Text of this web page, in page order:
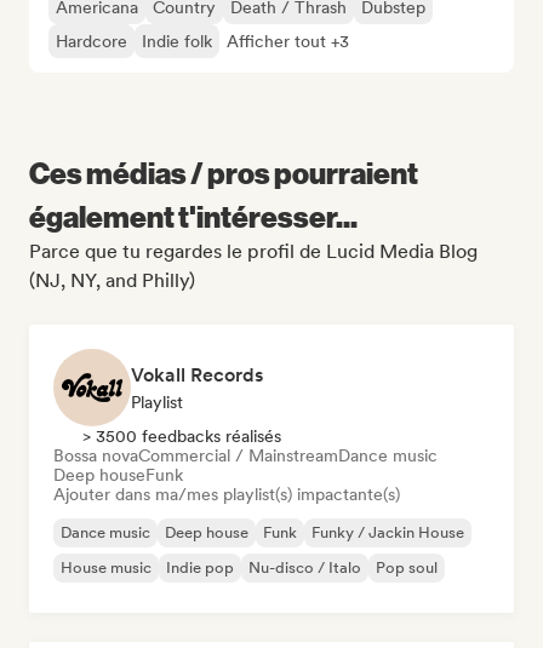
Americana Country Death / Thrash
Dubstep
Hardcore
Indie folk Afficher tout +3
Ces médias / pros pourraient
également t'intéresser...
Parce que tu regardes le profil de Lucid Media Blog
(NJ, NY, and Philly)
Vokall Records
Playlist
> 3500 feedbacks réalisés
Bossa novaCommercial / MainstreamDance music
Deep houseFunk
Ajouter dans ma/mes playlist(s) impactante(s)
Dance music Deep house Funk
Funky / Jackin House
House music
Indie pop Nu-disco / Italo Pop soul